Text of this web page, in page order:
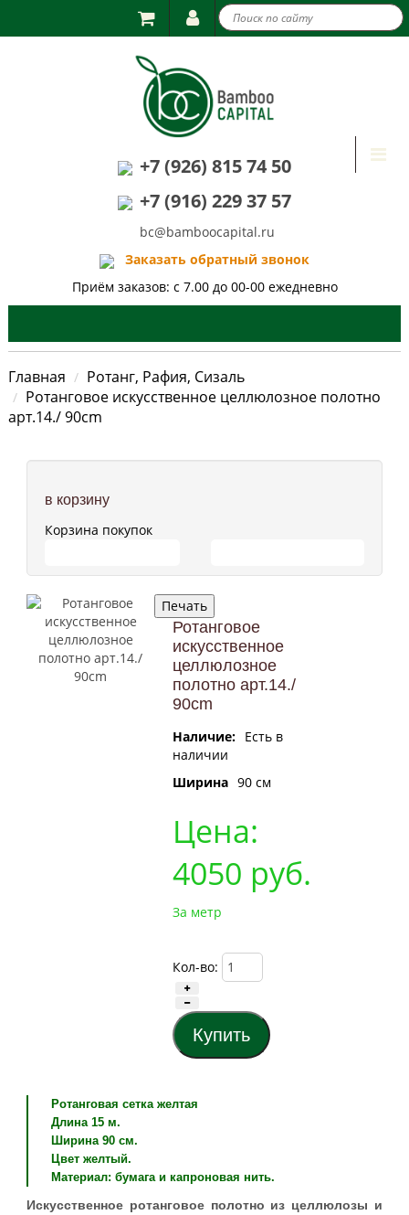
+7 (926) 815 74 50
+7 (916) 229 37 57
bc@bamboocapital.ru
Заказать обратный звонок
Приём заказов: с 7.00 до 00-00 ежедневно
Главная
Ротанг, Рафия, Сизаль
Ротанговое искусственное целлюлозное полотно
арт.14./ 90сm
в корзину
Корзина покупок
Ротанговое
искусственное
целлюлозное
полотно арт.14./
90сm
Наличие: Есть в
наличии
Ширина 90 cм
Цена:
4050 руб.
За метр
Кол-во:
Ротанговая сетка желтая
Длина 15 м.
Ширина 90 см.
Цвет желтый.
Материал: бумага и капроновая нить.
Искусственное ротанговое полотно из целлюлозы и